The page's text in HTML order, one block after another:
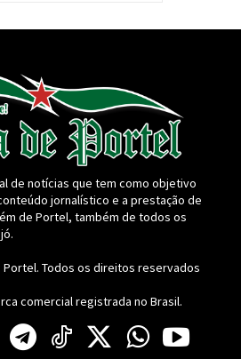
de notícias que tem como objetivo
jornalístico e a prestação de
de Portel, também de todos os
Portel. Todos os direitos reservados
comercial registrada no Brasil.